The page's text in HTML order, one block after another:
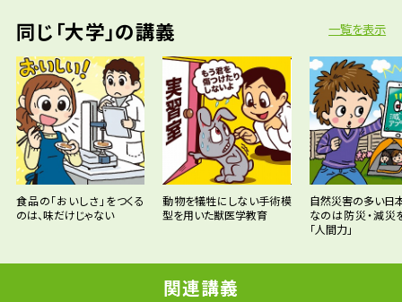
同じ「大学」の講義 一覧を表示
食品の「おいしさ」をつくる
のは、味だけじゃない
動物を犠牲にしない手術模
型を用いた獣医学教育
自然災害の多い日
なのは防災・減災
「人間力」
関連講義